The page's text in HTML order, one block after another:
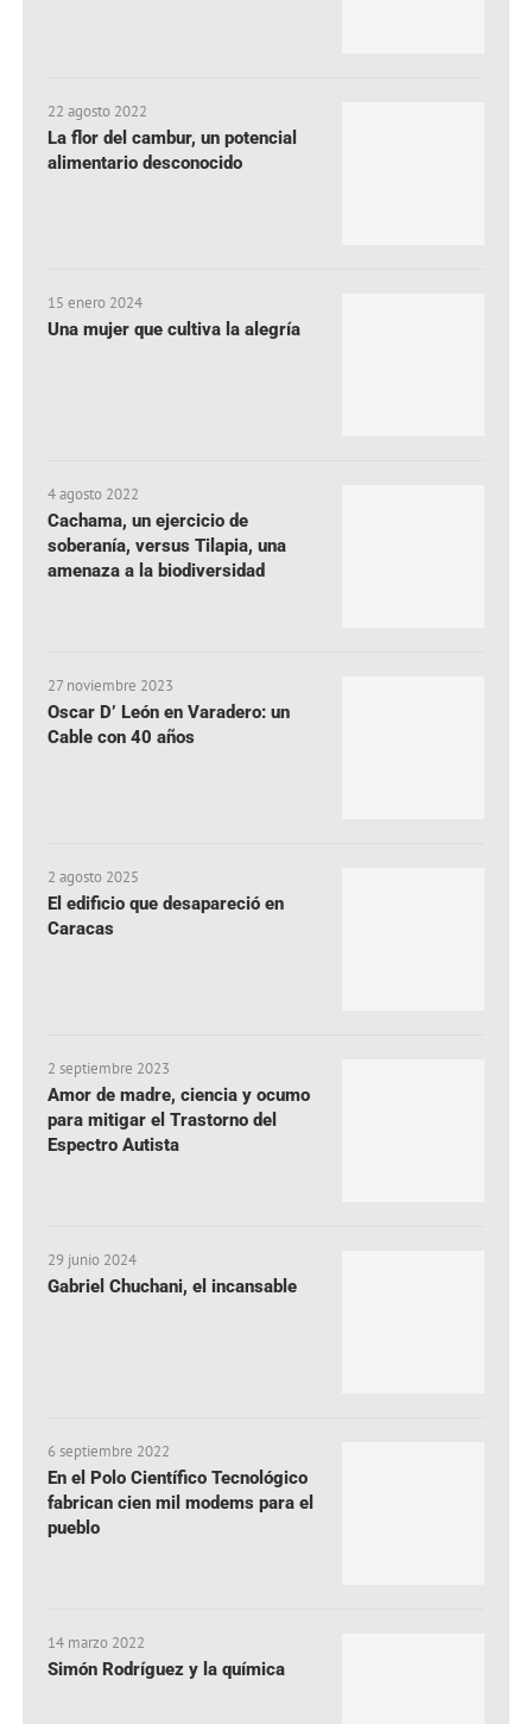
22 agosto 2022
La flor del cambur, un potencial
alimentario desconocido
15 enero 2024
Una mujer que cultiva la alegría
4 agosto 2022
Cachama, un ejercicio de
soberanía, versus Tilapia, una
amenaza a la biodiversidad
27 noviembre 2023
Oscar D’ León en Varadero: un
Cable con 40 años
2 agosto 2025
El edificio que desapareció en
Caracas
2 septiembre 2023
Amor de madre, ciencia y ocumo
para mitigar el Trastorno del
Espectro Autista
29 junio 2024
Gabriel Chuchani, el incansable
6 septiembre 2022
En el Polo Científico Tecnológico
fabrican cien mil modems para el
pueblo
14 marzo 2022
Simón Rodríguez y la química